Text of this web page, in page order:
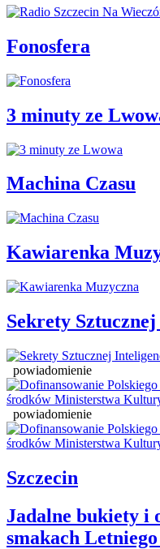
Fonosfera
3 minuty ze
Machina Czasu
Kawiarenka
Sekrety
powiadomienie
powiadomienie
Szczecin
Jadalne bukiety i
smakach